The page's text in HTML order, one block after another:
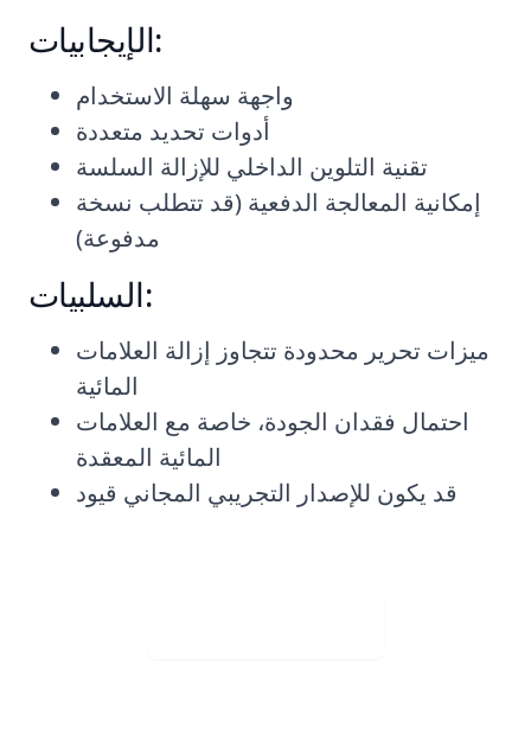
الإيجابيات:
واجهة سهلة الاستخدام
أدوات تحديد متعددة
تقنية التلوين الداخلي للإزالة السلسة
إمكانية المعالجة الدفعية (قد تتطلب نسخة
مدفوعة)
السلبيات:
ميزات تحرير محدودة تتجاوز إزالة العلامات
المائية
احتمال فقدان الجودة، خاصة مع العلامات
المائية المعقدة
قد يكون للإصدار التجريبي المجاني قيود